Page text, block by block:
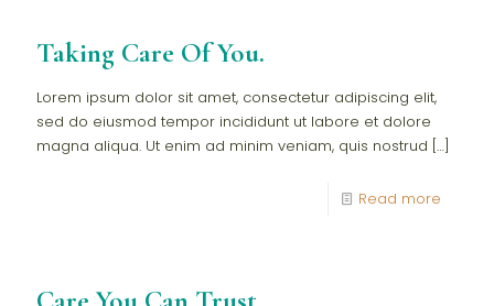
Taking Care Of You.
Lorem ipsum dolor sit amet, consectetur adipiscing elit,
sed do eiusmod tempor incididunt ut labore et dolore
magna aliqua. Ut enim ad minim veniam, quis nostrud […]
Read more